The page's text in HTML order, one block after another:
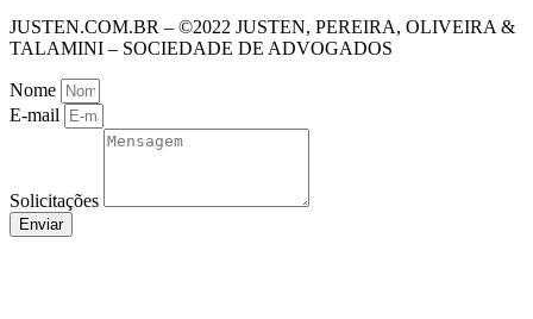
JUSTEN.COM.BR – ©2022 JUSTEN, PEREIRA, OLIVEIRA &
TALAMINI – SOCIEDADE DE ADVOGADOS
Nome
E-mail
Solicitações
Enviar